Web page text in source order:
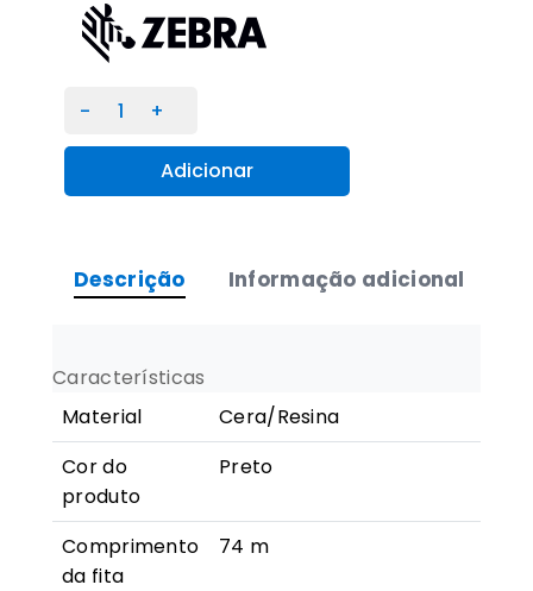
Quantidade
de
Zebra
-
x
74m
Adicionar
Descrição Informação adicional
Características
Material
Cera/Resina
Cor do
produto
Preto
Comprimento
da fita
74 m